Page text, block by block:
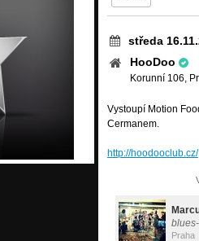
středa
HooDoo
Korunní 106,
Vystoupí Motion
Cermanem.
http://hoodooclub.cz/
Praha